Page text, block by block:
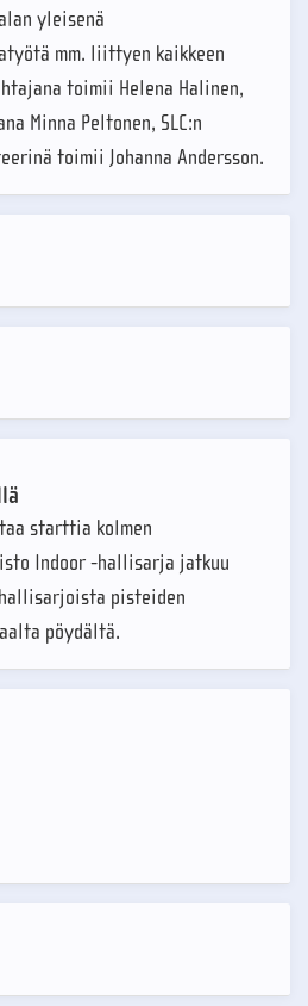
yleisenä
mm. liittyen kaikkeen
toimii Helena Halinen,
Minna Peltonen, SLC:n
toimii Johanna Andersson.
starttia kolmen
Indoor -hallisarja jatkuu
pisteiden
pöydältä.